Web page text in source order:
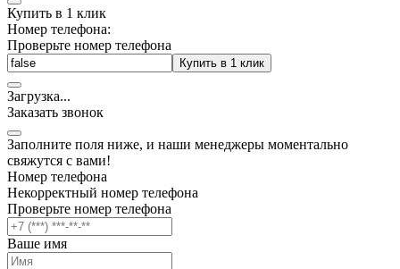
Купить в 1 клик
Номер телефона:
Проверьте номер телефона
Купить в 1 клик
Загрузка...
Заказать звонок
Заполните поля ниже, и наши менеджеры моментально
свяжутся с вами!
Номер телефона
Некорректный номер телефона
Проверьте номер телефона
Ваше имя